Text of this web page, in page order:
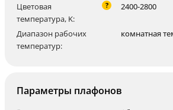
Цветовая
температура, K:
? 2400-2800
Диапазон рабочих
температур:
комнатная
Параметры плафонов